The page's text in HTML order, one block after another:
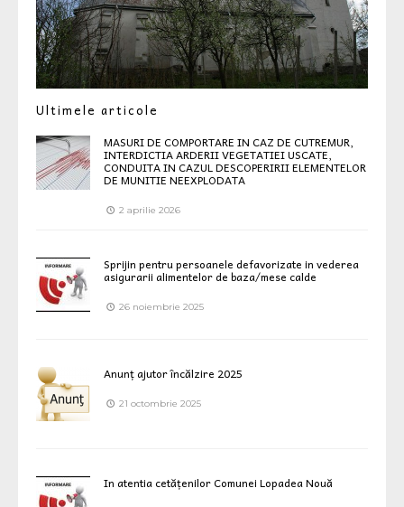
Ultimele articole
MASURI DE COMPORTARE IN CAZ DE CUTREMUR,
INTERDICTIA ARDERII VEGETATIEI USCATE,
CONDUITA IN CAZUL DESCOPERIRII ELEMENTELOR
DE MUNITIE NEEXPLODATA
2 aprilie 2026
Sprijin pentru persoanele defavorizate in vederea
asigurarii alimentelor de baza/mese calde
26 noiembrie 2025
Anunț ajutor încălzire 2025
21 octombrie 2025
In atentia cetățenilor Comunei Lopadea Nouă